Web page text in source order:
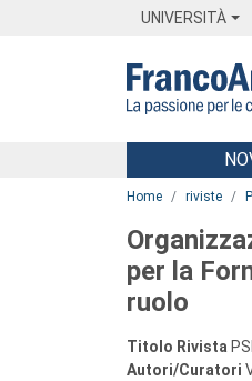
UNIVERSITÀ
Menu
Home riviste
per la
ruolo
Titolo Rivista
Autori/Curatori